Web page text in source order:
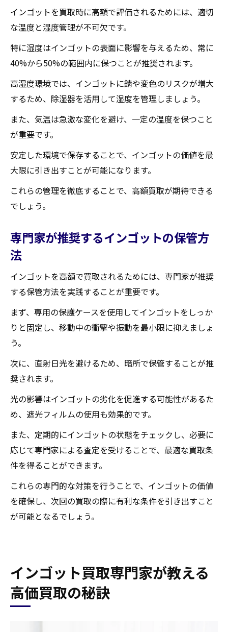
インゴットを買取時に高額で評価されるためには、適切
な温度と湿度管理が不可欠です。
特に湿度はインゴットの表面に影響を与えるため、常に
40%から50%の範囲内に保つことが推奨されます。
高湿度環境では、インゴットに錆や変色のリスクが増大
するため、除湿器を活用して湿度を管理しましょう。
また、気温は急激な変化を避け、一定の温度を保つこと
が重要です。
安定した環境で保存することで、インゴットの価値を最
大限に引き出すことが可能になります。
これらの管理を徹底することで、高額買取が期待できる
でしょう。
専門家が推奨するインゴットの保管方
法
インゴットを高額で買取されるためには、専門家が推奨
する保管方法を実践することが重要です。
まず、専用の保護ケースを使用してインゴットをしっか
りと固定し、移動中の衝撃や振動を最小限に抑えましょ
う。
次に、直射日光を避けるため、暗所で保管することが推
奨されます。
光の影響はインゴットの劣化を促進する可能性があるた
め、遮光フィルムの使用も効果的です。
また、定期的にインゴットの状態をチェックし、必要に
応じて専門家による査定を受けることで、最適な買取条
件を得ることができます。
これらの専門的な対策を行うことで、インゴットの価値
を確保し、次回の買取の際に有利な条件を引き出すこと
が可能となるでしょう。
インゴット買取専門家が教える
高価買取の秘訣